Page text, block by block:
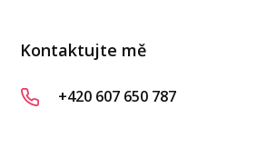
Kontaktujte mě
+420 607 650 787